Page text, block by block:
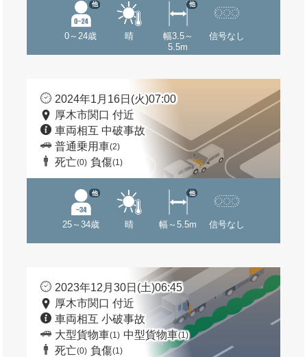
0～24歳
他
晴
幅3.5～
5.5m
他
信号なし
2024年1月16日(火)07:00
厚木市関口 付近
車両相互 中破事故
普通乗用車(2)
死亡(0) 負傷(1)
25～34歳
他
晴 幅～5.5m
他
信号なし
2023年12月30日(土)06:45
厚木市関口 付近
車両相互 小破事故
大型貨物車(1) 中型貨物車(1)
死亡(0) 負傷(1)